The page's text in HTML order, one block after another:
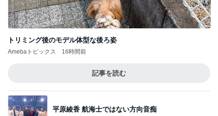
トリミング後のモデル体型な後ろ姿
Amebaトピックス 16時間前
記事を読む
平原綾香 航海士ではない方向音痴